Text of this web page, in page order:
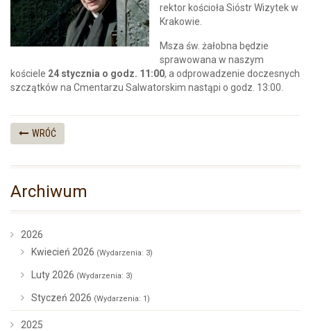
rektor kościoła Sióstr Wizytek w
Krakowie.
Msza św. żałobna będzie
sprawowana w naszym
kościele 24 stycznia o godz. 11:00, a odprowadzenie doczesnych
szczątków na Cmentarzu Salwatorskim nastąpi o godz. 13:00.
WRÓĆ
Archiwum
2026
Kwiecień 2026 (Wydarzenia: 3)
Luty 2026 (Wydarzenia: 3)
Styczeń 2026 (Wydarzenia: 1)
2025